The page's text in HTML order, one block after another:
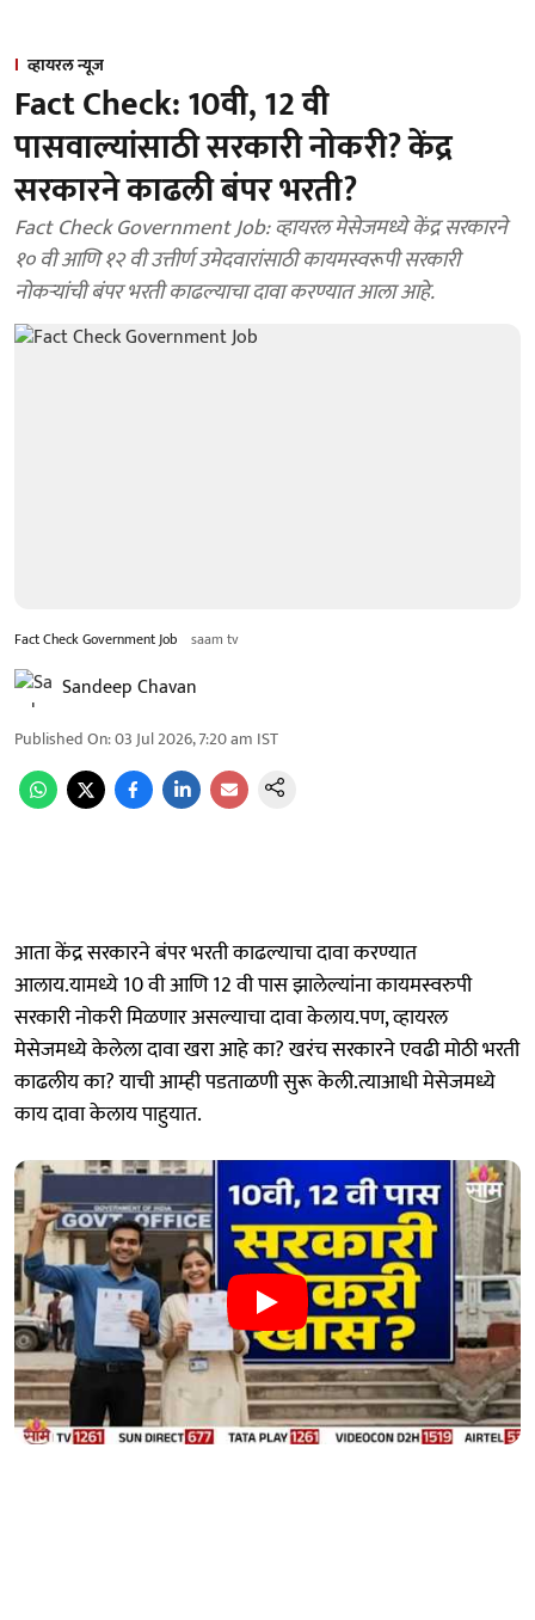
व्हायरल न्यूज
Fact Check: 10वी, 12 वी
पासवाल्यांसाठी सरकारी नोकरी? केंद्र
सरकारने काढली बंपर भरती?
Fact Check Government Job: व्हायरल मेसेजमध्ये केंद्र सरकारने
१० वी आणि १२ वी उत्तीर्ण उमेदवारांसाठी कायमस्वरूपी सरकारी
नोकऱ्यांची बंपर भरती काढल्याचा दावा करण्यात आला आहे.
Fact Check Government Job saam tv
Sandeep Chavan
Published On:03 Jul 2026, 7:20 am IST
आता केंद्र सरकारने बंपर भरती काढल्याचा दावा करण्यात
आलाय.यामध्ये 10 वी आणि 12 वी पास झालेल्यांना कायमस्वरुपी
सरकारी नोकरी मिळणार असल्याचा दावा केलाय.पण, व्हायरल
मेसेजमध्ये केलेला दावा खरा आहे का? खरंच सरकारने एवढी मोठी भरती
काढलीय का? याची आम्ही पडताळणी सुरू केली.त्याआधी मेसेजमध्ये
काय दावा केलाय पाहुयात.